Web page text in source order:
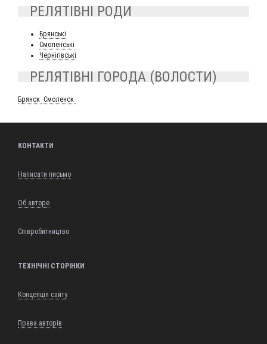
РЕЛЯТІВНІ РОДИ
Брянсь­кі
Смо­ленсь­кі
Чер­ні­гівсь­кі
РЕЛЯТІВНІ ГОРОДА (ВОЛОСТИ)
Брянск Смо­ленск
КОНТАКТИ
Написати письмо
Об авторе
Співробитництво
ТЕХНІЧНІ СТОРІНКИ
Концепція сайту
Права авторів